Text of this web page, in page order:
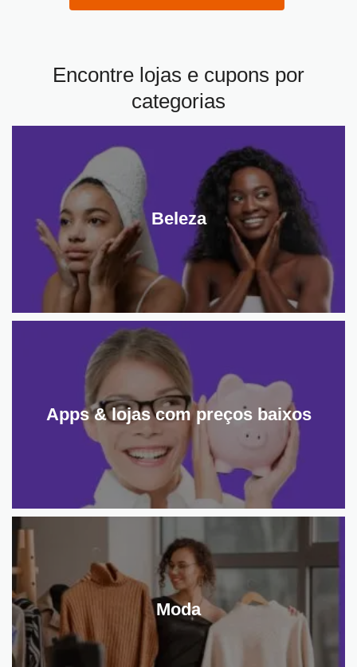
Encontre lojas e cupons por
categorias
Beleza
Apps & lojas com preços baixos
Moda